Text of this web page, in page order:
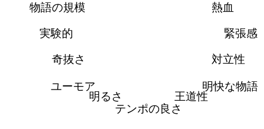
熱血
緊張感
対立性
明快な物語
王道性
テンポの良さ
明るさ
ユーモア
奇抜さ
実験的
物語の規模